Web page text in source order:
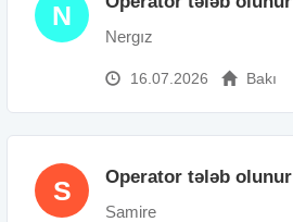
N
Nergız
16.07.2026 Bakı
S Operator tələb olunur
Samire